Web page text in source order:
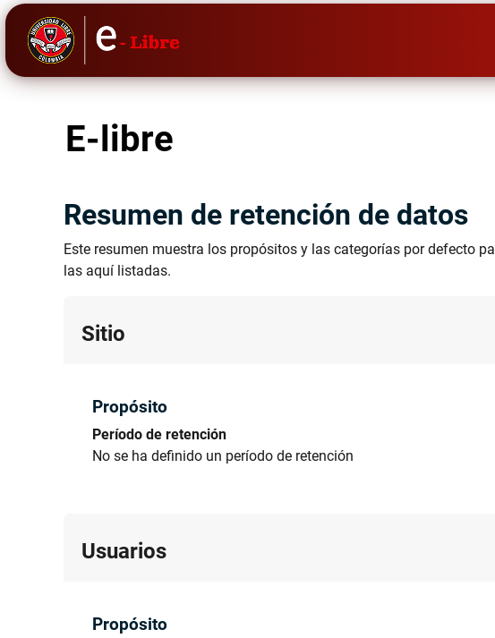
Saltar al contenido principal
E-libre
Resumen de retención de datos
Este resumen muestra los propósitos y las categorías por defecto
las aquí listadas.
Sitio
Propósito
Período de retención
No se ha definido un período de retención
Usuarios
Propósito